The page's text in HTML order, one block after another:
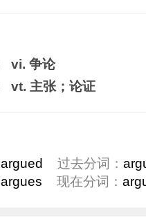
vi. 争论
vt. 主张；论证
argued 过去分词：
argues 现在分词：